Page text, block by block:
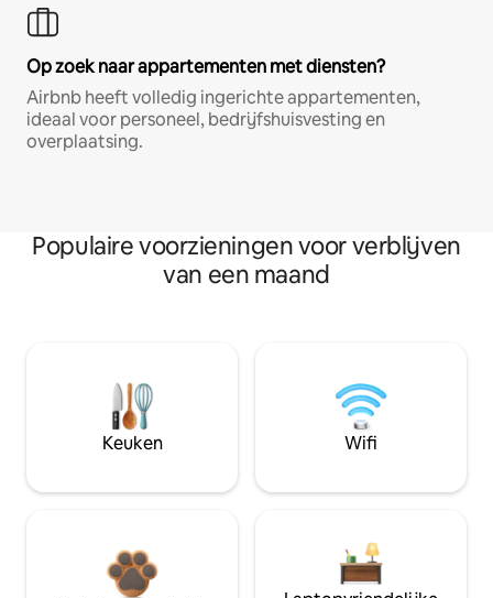
Op zoek naar appartementen met diensten?
Airbnb heeft volledig ingerichte appartementen,
ideaal voor personeel, bedrijfshuisvesting en
overplaatsing.
Populaire voorzieningen voor verblijven
van een maand
Keuken Wifi